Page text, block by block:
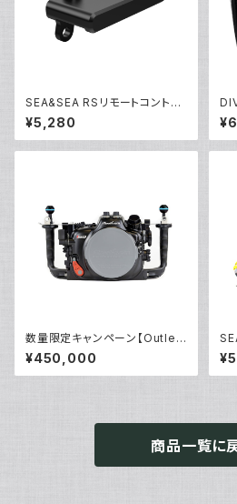
SEA&SEA RSリモートコントロ
ーラーブラケット [22534]
¥5,280
数量限定キャンペーン【Outlet/
展示使用品】Nauticam R5ハウ
ジング バキュームバルブ付き
¥450,000
ド
商品一覧に